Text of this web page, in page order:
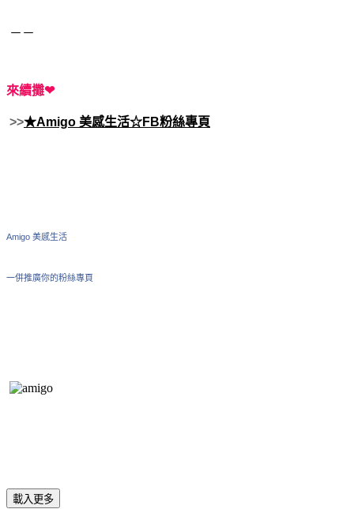
－－
來續攤❤
>>★Amigo 美感生活☆FB粉絲專頁
Amigo 美感生活
一併推廣你的粉絲專頁
載入更多